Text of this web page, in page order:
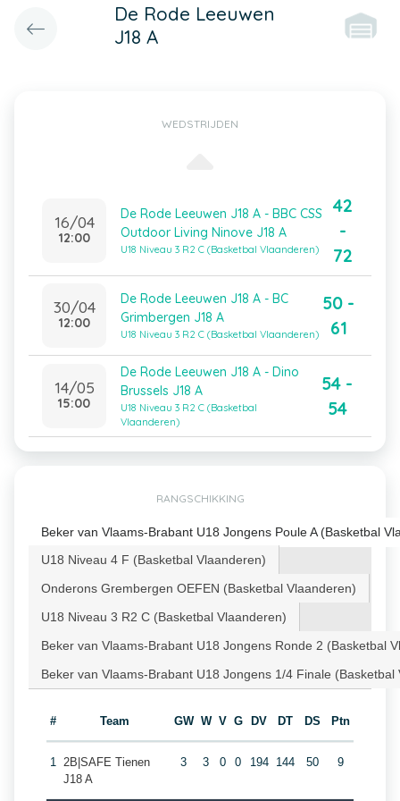
De Rode Leeuwen
J18 A
WEDSTRIJDEN
16/04
12:00
De Rode Leeuwen J18 A - BBC CSS
Outdoor Living Ninove J18 A
U18 Niveau 3 R2 C (Basketbal Vlaanderen)
42
-
72
30/04
12:00
De Rode Leeuwen J18 A - BC
Grimbergen J18 A
U18 Niveau 3 R2 C (Basketbal Vlaanderen)
50 -
61
14/05
15:00
De Rode Leeuwen J18 A - Dino
Brussels J18 A
U18 Niveau 3 R2 C (Basketbal
Vlaanderen)
54 -
54
RANGSCHIKKING
Beker van Vlaams-Brabant U18 Jongens Poule A (Basketbal
U18 Niveau 4 F (Basketbal Vlaanderen)
Onderons Grembergen OEFEN (Basketbal Vlaanderen)
U18 Niveau 3 R2 C (Basketbal Vlaanderen)
Beker van Vlaams-Brabant U18 Jongens Ronde 2 (Basketbal
Beker van Vlaams-Brabant U18 Jongens 1/4 Finale (Basketbal
# Team GW W V G DV DT DS Ptn
1 2B|SAFE Tienen
J18 A
3 3 0 0 194 144 50 9